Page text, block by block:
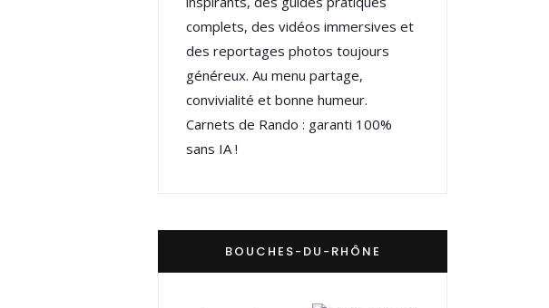
complets, des vidéos immersives et
des reportages photos toujours
généreux. Au menu partage,
convivialité et bonne humeur.
Carnets de Rando : garanti 100%
sans IA !
BOUCHES-DU-RHÔNE